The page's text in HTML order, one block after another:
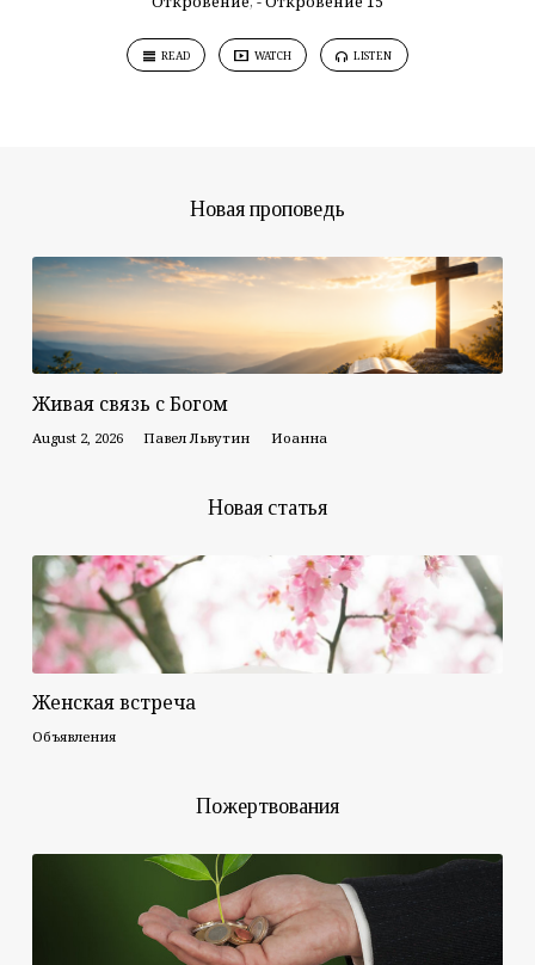
READ WATCH LISTEN
Новая проповедь
Живая связь с Богом
August 2, 2026 Павел Львутин Иоанна
Новая статья
Женская встреча
Объявления
Пожертвования